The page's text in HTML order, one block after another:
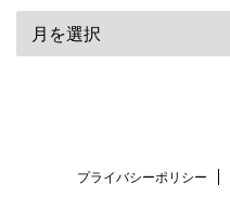
プライバシーポリシー